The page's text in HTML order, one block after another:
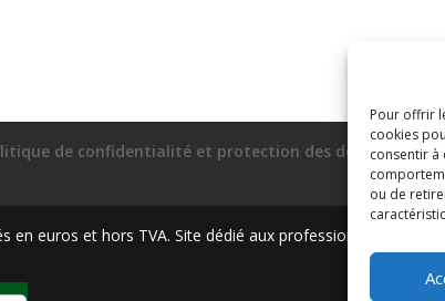
Pour offrir
cookies
consentir à
ou de
de confidentialité et protection des données
euros et hors TVA. Site dédié aux professionnels